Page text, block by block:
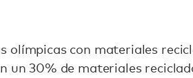
olímpicas con materiales
un 30% de materiales